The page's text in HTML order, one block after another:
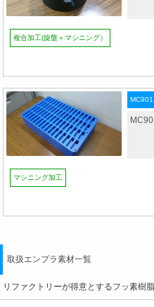
複合加工(旋盤＋マシニング）
MC901
マシニング加工
取扱エンプラ素材一覧
リファクトリーが得意とするフッ素樹